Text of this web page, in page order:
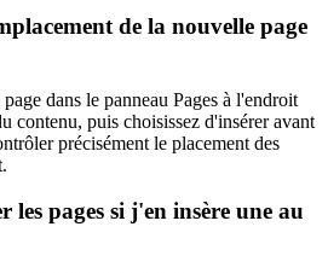
de la nouvelle page
dans le panneau Pages à l'endroit
contenu, puis choisissez d'insérer avant
précisément le placement des
les pages si j'en insère une au